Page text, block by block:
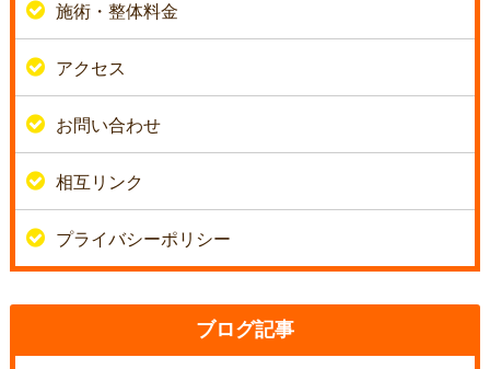
施術・整体料金
アクセス
お問い合わせ
相互リンク
プライバシーポリシー
ブログ記事